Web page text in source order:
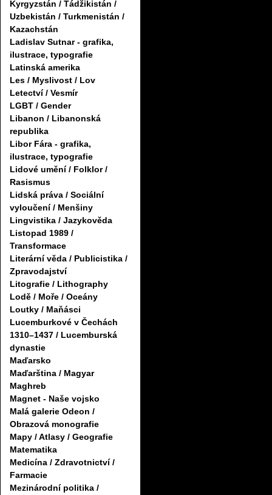
Kyrgyzstán / Tádžikistán /
Uzbekistán / Turkmenistán /
Kazachstán
Ladislav Sutnar - grafika,
ilustrace, typografie
Latinská amerika
Les / Myslivost / Lov
Letectví / Vesmír
LGBT / Gender
Libanon / Libanonská
republika
Libor Fára - grafika,
ilustrace, typografie
Lidové umění / Folklor /
Rasismus
Lidská práva / Sociální
vyloučení / Menšiny
Lingvistika / Jazykověda
Listopad 1989 /
Transformace
Literární věda / Publicistika /
Zpravodajství
Litografie / Lithography
Lodě / Moře / Oceány
Loutky / Maňásci
Lucemburkové v Čechách
1310–1437 / Lucemburská
dynastie
Maďarsko
Maďarština / Magyar
Maghreb
Magnet - Naše vojsko
Malá galerie Odeon /
Obrazová monografie
Mapy / Atlasy / Geografie
Matematika
Medicína / Zdravotnictví /
Farmacie
Mezinárodní politika /